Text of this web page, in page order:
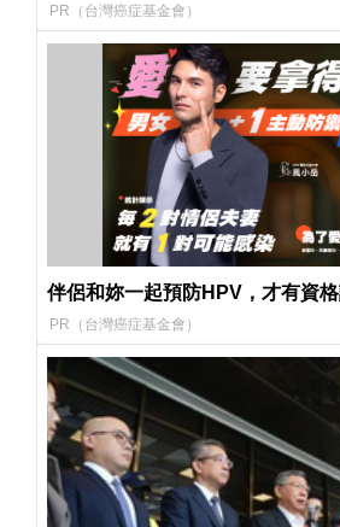
PR（台灣癌症基金會）
伴侶和妳一起預防HPV，才有資格
PR（台灣癌症基金會）